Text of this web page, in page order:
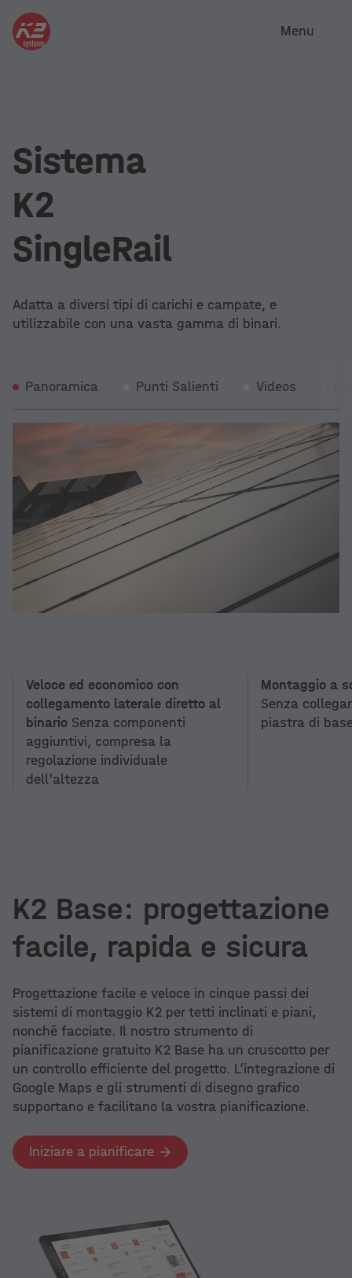
Menu
Sistema
K2
SingleRail
Adatta a diversi tipi di carichi e campate, e
utilizzabile con una vasta gamma di binari.
Panoramica Punti Salienti Videos
Veloce ed economico con
collegamento laterale diretto al
binario Senza componenti
aggiuntivi, compresa la
regolazione individuale
dell'altezza
Montaggio a
Senza
piastra di
K2 Base: progettazione
facile, rapida e sicura
Progettazione facile e veloce in cinque passi dei
sistemi di montaggio K2 per tetti inclinati e piani,
nonché facciate. Il nostro strumento di
pianificazione gratuito K2 Base ha un cruscotto per
un controllo efficiente del progetto. L’integrazione di
Google Maps e gli strumenti di disegno grafico
supportano e facilitano la vostra pianificazione.
Iniziare a pianificare